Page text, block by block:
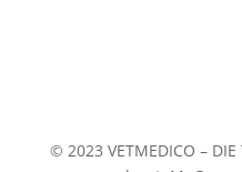
© 2023 VETMEDICO – DIE